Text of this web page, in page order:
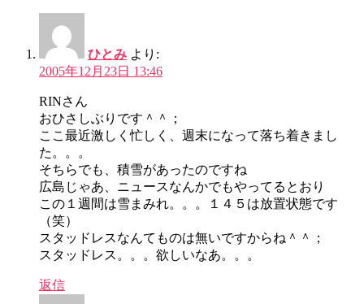
ひとみ より:
2005年12月23日 13:46
RINさん
おひさしぶりです＾＾；
ここ最近激しく忙しく、週末になって落ち着きまし
た。。。
そちらでも、積雪があったのですね
広島じゃあ、ニュースなんかでもやってるとおり
この１週間は雪まみれ。。。１４５は放置状態です
（笑）
スタッドレスなんてものは無いですからね＾＾；
スタッドレス。。。欲しいなあ。。。
返信